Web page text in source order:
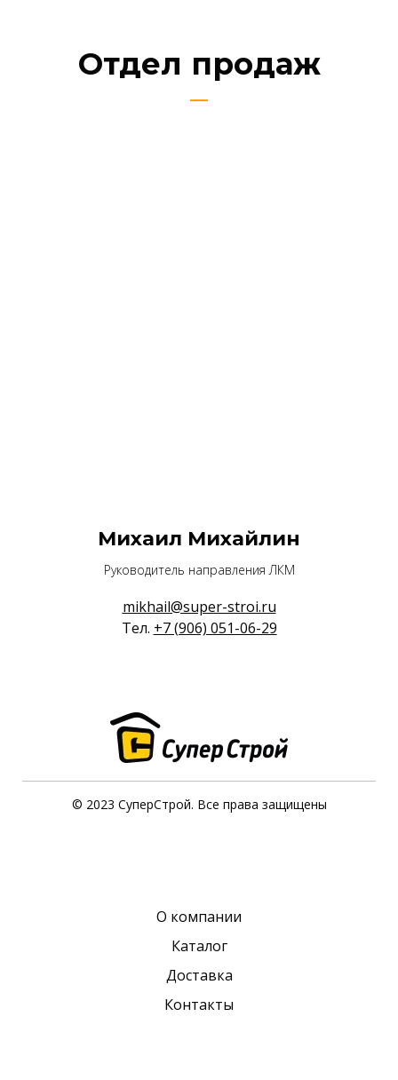
Отдел продаж
Михаил Михайлин
Руководитель направления ЛКМ
mikhail@super-stroi.ru
Тел. +7 (906) 051-06-29
© 2023 СуперСтрой. Все права защищены
О компании
Каталог
Доставка
Контакты